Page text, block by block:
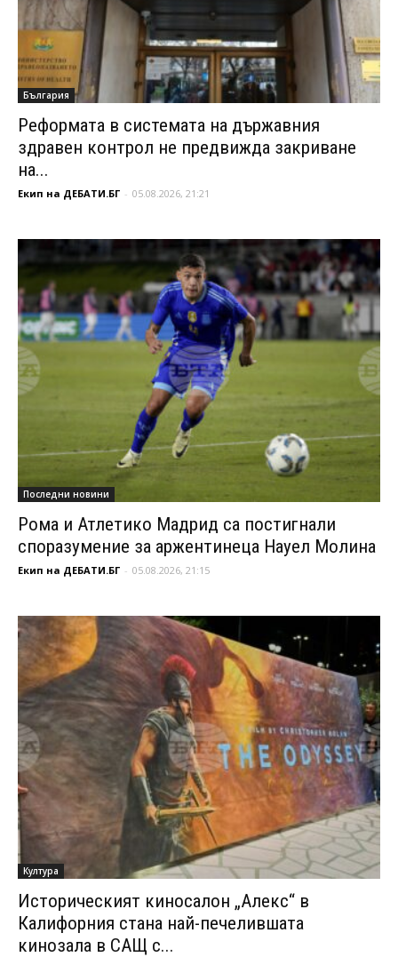
България
Реформата в системата на държавния
здравен контрол не предвижда закриване
на...
Екип на ДЕБАТИ.БГ - 05.08.2026, 21:21
Последни новини
Рома и Атлетико Мадрид са постигнали
споразумение за аржентинеца Науел Молина
Екип на ДЕБАТИ.БГ - 05.08.2026, 21:15
Култура
Историческият киносалон „Алекс“ в
Калифорния стана най-печелившата
кинозала в САЩ с...